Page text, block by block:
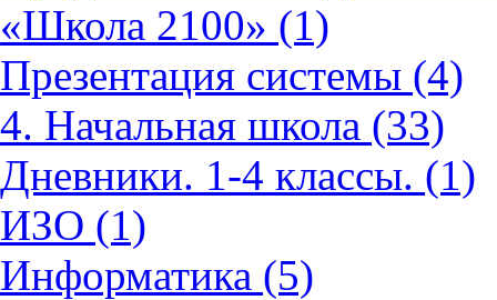
«Школа 2100» (1)
Презентация системы (4)
4. Начальная школа (33)
Дневники. 1-4 классы. (1)
ИЗО (1)
Информатика (5)